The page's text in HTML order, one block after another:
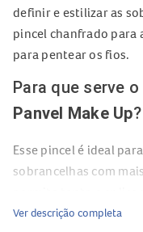
definir e estilizar as
pincel chanfrado para
para pentear os fios.
Para que serve o
Panvel Make Up?
Esse pincel é ideal
sobrancelhas com
alinhamento dos fios,
Ver descrição completa